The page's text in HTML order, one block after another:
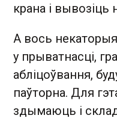
крана і
А вось
у прыватнасці,
абліцоўвання,
паўторна. Для
здымаюць і